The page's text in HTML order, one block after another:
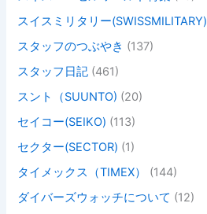
スイスミリタリー(SWISSMILITARY)
スタッフのつぶやき (137)
スタッフ日記 (461)
スント（SUUNTO) (20)
セイコー(SEIKO) (113)
セクター(SECTOR) (1)
タイメックス（TIMEX）
(144)
ダイバーズウォッチについて (12)